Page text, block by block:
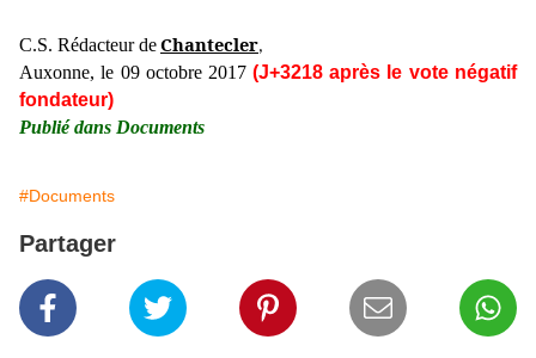
C.S. Rédacteur deChantecler,
Auxonne, le 09 octobre 2017 (J+3218 après le vote négatif
fondateur)
Publié dans Documents
#Documents
Partager